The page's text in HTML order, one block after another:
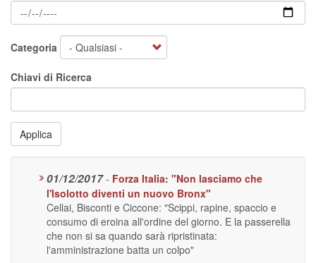
Categoria
Chiavi di Ricerca
Applica
01/12/2017 - Forza Italia: "Non lasciamo che
l'Isolotto diventi un nuovo Bronx"
Cellai, Bisconti e Ciccone: "Scippi, rapine, spaccio e
consumo di eroina all'ordine del giorno. E la passerella
che non si sa quando sarà ripristinata:
l'amministrazione batta un colpo"